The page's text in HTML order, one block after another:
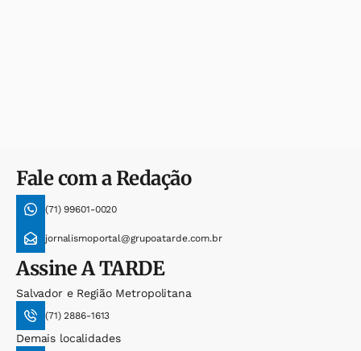
Fale com a Redação
(71) 99601-0020
jornalismoportal@grupoatarde.com.br
AssineA TARDE
Salvador e Região Metropolitana
(71) 2886-1613
Demais localidades